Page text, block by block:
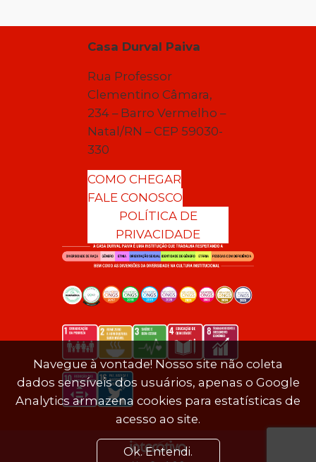
Casa Durval Paiva
Rua Professor
Clementino Câmara,
234 – Barro Vermelho –
Natal/RN – CEP 59030-
330
COMO CHEGAR
FALE CONOSCO
POLÍTICA DE
PRIVACIDADE
Navegue à vontade! Nosso site não coleta
dados sensíveis dos usuários, apenas o Google
Analytics armazena cookies para estatísticas de
acesso ao site.
Ok. Entendi.